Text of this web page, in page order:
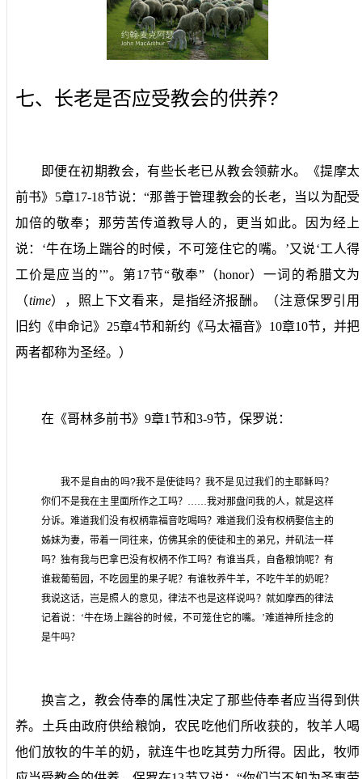
七、长老是否应受教会的供养?
即便在初期教会，有些长老已从教会领薪水。《提摩太
前书》 5章17-18节说：“那善于管理教会的长老，当以为配受
加倍的敬奉；那劳苦传道教导人的，更当如此。因为经上
说：‘牛在场上踹谷的时候，不可笼住它的嘴。’又说‘工人得
工价是应当的’”。第17节“敬奉”（honor）一词的希腊文为
（time），照上下文看来，是指经济报酬。（注意保罗引用
旧约《申命记》 25章4节和新约《马太福音》 10章10节，并把
两者都称为圣经。）
在《哥林多前书》 9章1节和3-9节，保罗说：
我不是自由的吗?我不是使徒吗？我不是见过我们的主耶稣吗？
你们不是我在主里面所作之工吗？……我对那盘问我的人，就是这样
分诉。难道我们没有权柄靠福音吃喝吗？难道我们没有权柄娶信主的
姊妹为妻，带着一同往来，仿佛其余的使徒和主的弟兄，并矶法一样
吗？独有我与巴拿巴没有权柄不作工吗？有谁当兵，自备粮饷呢？有
谁栽葡萄园，不吃园里的果子呢？有谁牧养牛羊，不吃牛羊的奶呢？
我说这话，岂是照人的意见，律法不也是这样说吗？就如摩西的律法
记着说：‘牛在场上踹谷的时候，不可笼住它的嘴。’难道神所挂念的
是牛吗？
换言之，教会侍奉的属性决定了那些侍奉者应当得到供
养。土兵由政府供给粮饷，农民吃他们所收获的，牧羊人喝
他们放牧的牛羊的奶，就连牛也吃其劳力所得。因此，牧师